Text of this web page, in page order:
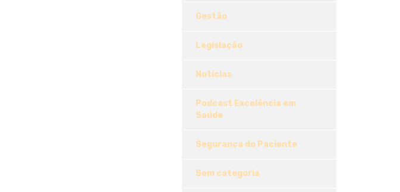
Gestão
Legislação
Notícias
Podcast Excelência em
Saúde
Segurança do Paciente
Sem categoria